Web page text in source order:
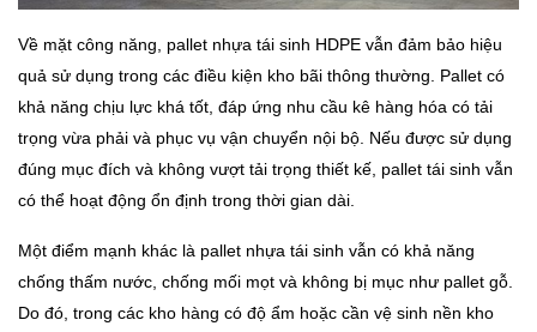
Về mặt công năng, pallet nhựa tái sinh HDPE vẫn đảm bảo hiệu
quả sử dụng trong các điều kiện kho bãi thông thường. Pallet có
khả năng chịu lực khá tốt, đáp ứng nhu cầu kê hàng hóa có tải
trọng vừa phải và phục vụ vận chuyển nội bộ. Nếu được sử dụng
đúng mục đích và không vượt tải trọng thiết kế, pallet tái sinh vẫn
có thể hoạt động ổn định trong thời gian dài.
Một điểm mạnh khác là pallet nhựa tái sinh vẫn có khả năng
chống thấm nước, chống mối mọt và không bị mục như pallet gỗ.
Do đó, trong các kho hàng có độ ẩm hoặc cần vệ sinh nền kho